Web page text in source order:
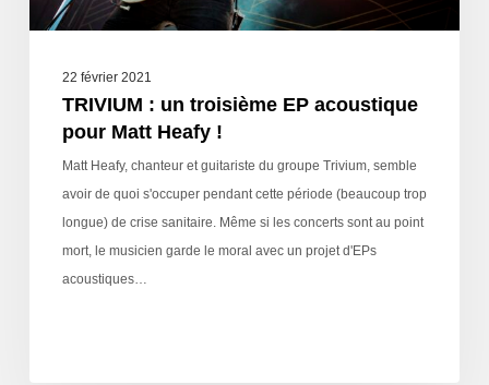
22 février 2021
TRIVIUM : un troisième EP acoustique
pour Matt Heafy !
Matt Heafy, chanteur et guitariste du groupe Trivium, semble
avoir de quoi s'occuper pendant cette période (beaucoup trop
longue) de crise sanitaire. Même si les concerts sont au point
mort, le musicien garde le moral avec un projet d'EPs
acoustiques…